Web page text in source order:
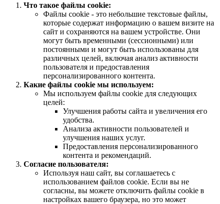
Что такое файлы cookie:
Файлы cookie - это небольшие текстовые файлы,
которые содержат информацию о вашем визите на
сайт и сохраняются на вашем устройстве. Они
могут быть временными (сессионными) или
постоянными и могут быть использованы для
различных целей, включая анализ активности
пользователя и предоставления
персонализированного контента.
Какие файлы cookie мы используем:
Мы используем файлы cookie для следующих
целей:
Улучшения работы сайта и увеличения его
удобства.
Анализа активности пользователей и
улучшения наших услуг.
Предоставления персонализированного
контента и рекомендаций.
Согласие пользователя:
Используя наш сайт, вы соглашаетесь с
использованием файлов cookie. Если вы не
согласны, вы можете отключить файлы cookie в
настройках вашего браузера, но это может